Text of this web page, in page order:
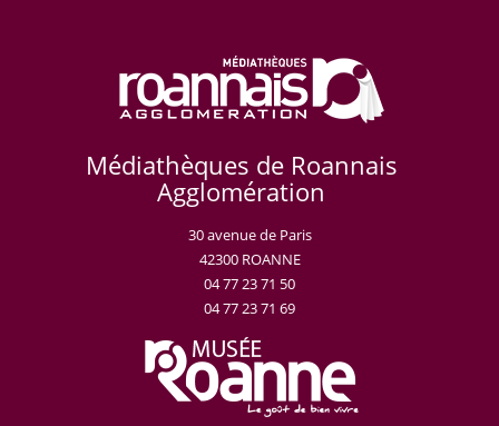
Médiathèques de Roannais
Agglomération
30 avenue de Paris
42300 ROANNE
04 77 23 71 50
04 77 23 71 69